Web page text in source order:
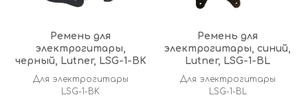
Ремень для
электрогитары,
черный, Lutner, LSG-1-BK
Для электрогитары
LSG-1-BK
Ремень для
электрогитары, синий,
Lutner, LSG-1-BL
Для электрогитары
LSG-1-BL